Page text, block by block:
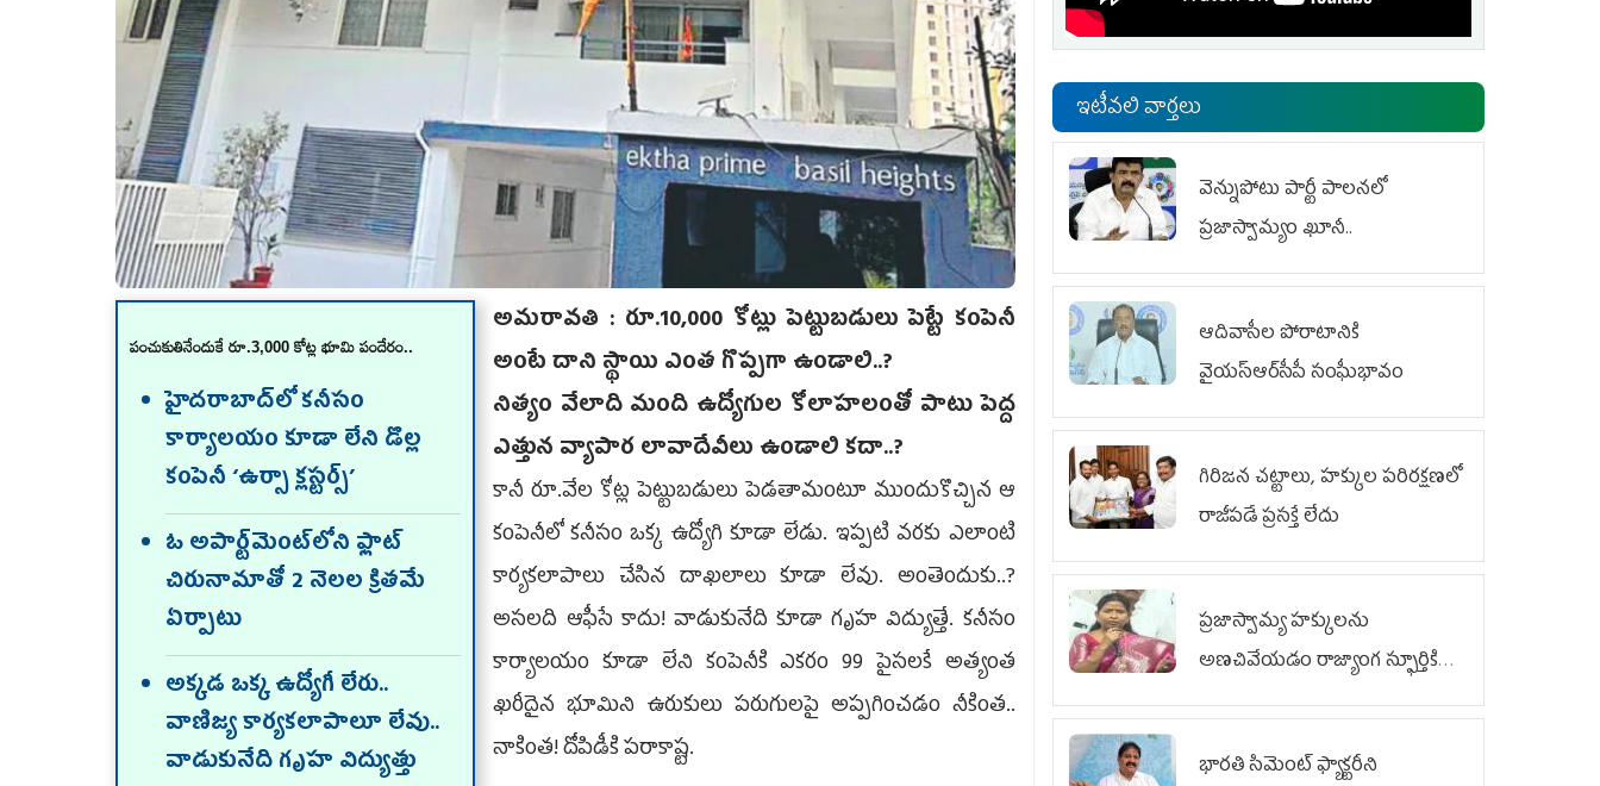
పంచుకుతినేందుకే రూ.3,000 కోట్ల భూమి పందేరం..
హైదరాబాద్‌లో కనీసం
కార్యాలయం కూడా లేని డొల్ల
కంపెనీ ‘ఉర్సా క్లస్టర్స్‌’
ఓ అపార్ట్‌మెంట్‌లోని ఫ్లాట్‌
చిరునామాతో 2 నెలల క్రితమే
ఏర్పాటు
అక్కడ ఒక్క ఉద్యోగీ లేరు..
వాణిజ్య కార్యకలాపాలూ లేవు..
వాడుకునేది గృహ విద్యుత్తు
అమరావతి : రూ.10,000 కోట్లు పెట్టుబడులు పెట్టే కంపెనీ
అంటే దాని స్థాయి ఎంత గొప్పగా ఉండాలి..?
నిత్యం వేలాది మంది ఉద్యోగుల కోలాహలంతో పాటు పెద్ద
ఎత్తున వ్యాపార లావాదేవీలు ఉండాలి కదా..?
కానీ రూ.వేల కోట్ల పెట్టుబడులు పెడతామంటూ ముందుకొచ్చిన ఆ
కంపెనీలో కనీసం ఒక్క ఉద్యోగి కూడా లేడు. ఇప్పటి వరకు ఎలాంటి
కార్యకలాపాలు చేసిన దాఖలాలు కూడా లేవు. అంతెందుకు..?
అసలది ఆఫీసే కాదు! వాడుకునేది కూడా గృహ విద్యుత్తే. కనీసం
కార్యాలయం కూడా లేని కంపెనీకి ఎకరం 99 పైసలకే అత్యంత
ఖరీదైన భూమిని ఉరుకులు పరుగులపై అప్పగించడం నీకింత..
నాకింత! దోపిడీకి పరాకాష్ట.
ఇటీవలి వార్తలు
వెన్నుపోటు పార్టీ పాలనలో
ప్రజాస్వామ్యం ఖూనీ..
ఆదివాసీల పోరాటానికి
వైయ‌స్ఆర్‌సీపీ సంఘీభావం
గిరిజన చట్టాలు, హక్కుల పరిరక్షణలో
రాజీపడే ప్రసక్తే లేదు
ప్రజాస్వామ్య హక్కులను
అణచివేయడం రాజ్యాంగ స్ఫూర్తికి
విరుద్ధం
భారతి సిమెంట్ ఫ్యాక్టరీని